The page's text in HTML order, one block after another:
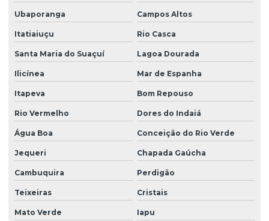
Ubaporanga Campos Altos
Itatiaiuçu Rio Casca
Santa Maria do Suaçuí Lagoa Dourada
Ilicínea Mar de Espanha
Itapeva Bom Repouso
Rio Vermelho Dores do Indaiá
Água Boa Conceição do Rio Verde
Jequeri Chapada Gaúcha
Cambuquira Perdigão
Teixeiras Cristais
Mato Verde Iapu